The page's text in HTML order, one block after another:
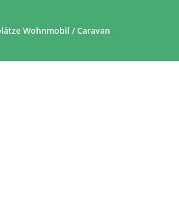
Wohnmobil / Caravan